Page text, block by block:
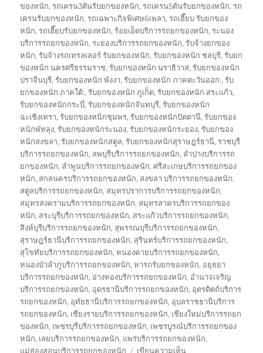
ของหนัก,รถเครน3ตันรับยกของหนัก,รถเครน5ตันรับยกของหนัก,รถ
เครนรับยกของหนัก,รถเฉพาะกิจพิเศษ6เพลา,รถเฮี๊ยบ รับยกของ
หนัก,รถเฮี๊ยบรับยกของหนัก,ร้อยเอ็ดบริการรถยกของหนัก,ระนอง
บริการรถยกของหนัก,ระยองบริการรถยกของหนัก,รับจ้างยกของ
หนัก,รับจ้างรถเทรลเลอร์ รับยกของหนัก,รับยกของหนัก ชลบุรี,รับยก
ของหนัก นครศรีธรรมราช,รับยกของหนัก นราธิวาส,รับยกของหนัก
ปราจีนบุรี,รับยกของหนัก พังงา,รับยกของหนัก ภาคตะวันออก:,รับ
ยกของหนัก ภาคใต้:,รับยกของหนัก ภูเก็ต,รับยกของหนัก สระแก้ว,
รับยกของหนักกระบี่,รับยกของหนักจันทบุรี,รับยกของหนัก
ฉะเชิงเทรา,รับยกของหนักชุมพร,รับยกของหนักปัตตานี,รับยกของ
หนักพัทลุง,รับยกของหนักระนอง,รับยกของหนักระยอง,รับยกของ
หนักสงขลา,รับยกของหนักสตูล,รับยกของหนักสุราษฎร์ธานี,ราชบุรี
บริการรถยกของหนัก, ลพบุรีบริการรถยกของหนัก, ลำปางบริการรถ
ยกของหนัก, ลำพูนบริการรถยกของหนัก,ศรีสะเกษบริการรถยกของ
หนัก, สกลนครบริการรถยกของหนัก, สงขลา บริการรถยกของหนัก,
สตูลบริการรถยกของหนัก, สมุทรปราการบริการรถยกของหนัก,
สมุทรสงครามบริการรถยกของหนัก, สมุทรสาครบริการรถยกของ
หนัก, สระบุรีบริการรถยกของหนัก, สระแก้วบริการรถยกของหนัก,
สิงห์บุรีบริการรถยกของหนัก, สุพรรณบุรีบริการรถยกของหนัก,
สุราษฎร์ธานีบริการรถยกของหนัก, สุรินทร์บริการรถยกของหนัก,
สุโขทัยบริการรถยกของหนัก,หนองคายบริการรถยกของหนัก,
หนองบัวลำภูบริการรถยกของหนัก,หารถรับยกของหนัก, อยุธยา
บริการรถยกของหนัก, อ่างทองบริการรถยกของหนัก, อำนาจเจริญ
บริการรถยกของหนัก, อุดรธานีบริการรถยกของหนัก, อุตรดิตถ์บริการ
รถยกของหนัก, อุทัยธานีบริการรถยกของหนัก, อุบลราชธานีบริการ
รถยกของหนัก, เชียงรายบริการรถยกของหนัก, เชียงใหม่บริการรถยก
ของหนัก, เพชรบุรีบริการรถยกของหนัก, เพชรบูรณ์บริการรถยกของ
หนัก, เลยบริการรถยกของหนัก, แพร่บริการรถยกของหนัก,
แม่ฮ่องสอนบริการรถยกของหนัก
เขียนความเห็นบน